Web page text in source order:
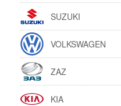
SUZUKI
VOLKSWAGEN
ZAZ
KIA